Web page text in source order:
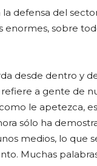
defensa del
sobre
desde dentro y
a gente de
le apetezca,
sólo ha
medios, lo
Muchas